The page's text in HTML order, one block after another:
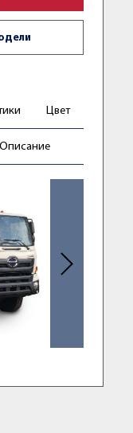
Цвет
Описание
Следующее